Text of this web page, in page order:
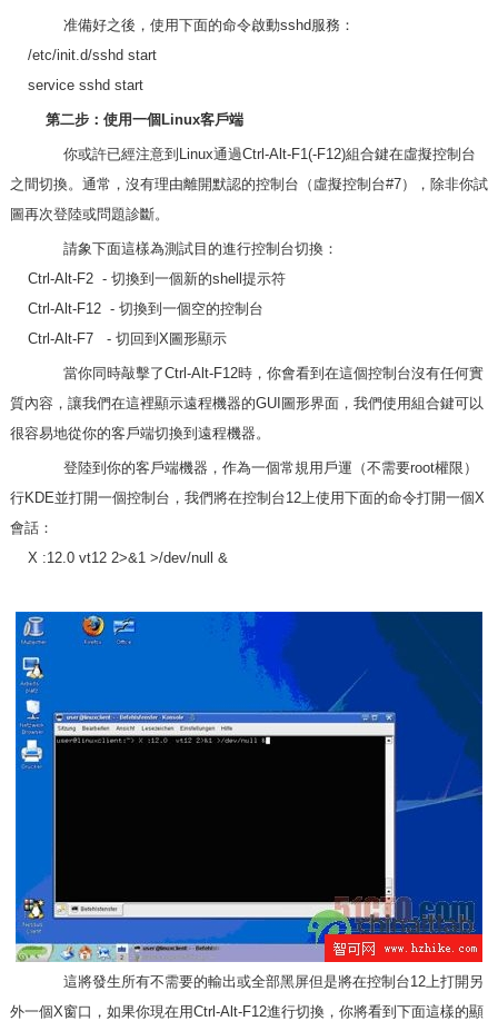
准備好之後，使用下面的命令啟動sshd服務：
/etc/init.d/sshd start
service sshd start
第二步：使用一個Linux客戶端
你或許已經注意到Linux通過Ctrl-Alt-F1(-F12)組合鍵在虛擬控制台
之間切換。通常，沒有理由離開默認的控制台（虛擬控制台#7），除非你試
圖再次登陸或問題診斷。
請象下面這樣為測試目的進行控制台切換：
Ctrl-Alt-F2 - 切換到一個新的shell提示符
Ctrl-Alt-F12 - 切換到一個空的控制台
Ctrl-Alt-F7 - 切回到X圖形顯示
當你同時敲擊了Ctrl-Alt-F12時，你會看到在這個控制台沒有任何實
質內容，讓我們在這裡顯示遠程機器的GUI圖形界面，我們使用組合鍵可以
很容易地從你的客戶端切換到遠程機器。
登陸到你的客戶端機器，作為一個常規用戶運（不需要root權限）
行KDE並打開一個控制台，我們將在控制台12上使用下面的命令打開一個X
會話：
X :12.0 vt12 2>&1 >/dev/null &
這將發生所有不需要的輸出或全部黑屏但是將在控制台12上打開另
外一個X窗口，如果你現在用Ctrl-Alt-F12進行切換，你將看到下面這樣的顯